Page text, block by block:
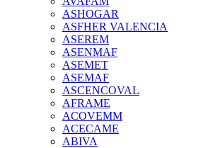
ASHOGAR
ASFHER VALENCIA
ASEREM
ASENMAF
ASEMET
ASEMAF
ASCENCOVAL
AFRAME
ACOVEMM
ACECAME
ABIVA